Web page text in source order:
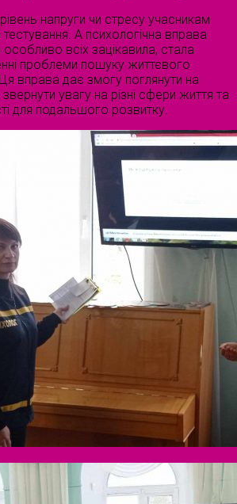
напруги чи стресу учасникам
тестування. А психологічна вправа
всіх зацікавила, стала
проблеми пошуку життєвого
вправа дає змогу поглянути на
увагу на різні сфери життя та
для подальшого розвитку.